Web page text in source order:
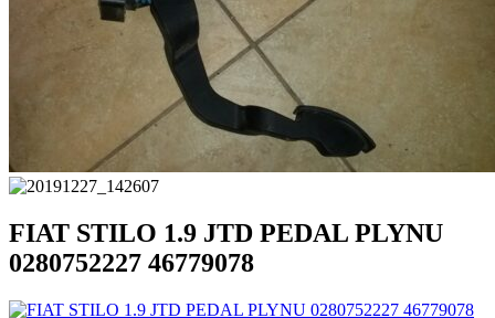
FIAT STILO 1.9 JTD PEDAL PLYNU
0280752227 46779078